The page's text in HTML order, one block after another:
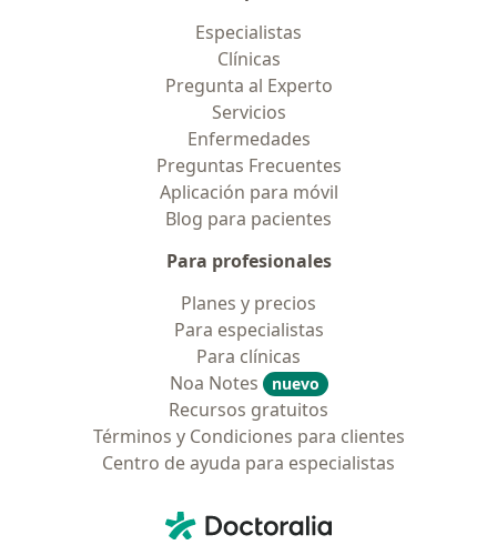
Especialistas
Clínicas
Pregunta al Experto
Servicios
Enfermedades
Preguntas Frecuentes
Aplicación para móvil
Blog para pacientes
Para profesionales
Planes y precios
Para especialistas
Para clínicas
Noa Notes
nuevo
Recursos gratuitos
Términos y Condiciones para clientes
Centro de ayuda para especialistas
Doctoralia - Página de inicio